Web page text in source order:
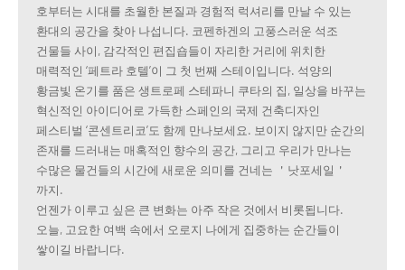
호부터는 시대를 초월한 본질과 경험적 럭셔리를 만날 수 있는
환대의 공간을 찾아 나섭니다. 코펜하겐의 고풍스러운 석조
건물들 사이, 감각적인 편집숍들이 자리한 거리에 위치한
매력적인 ‘페트라 호텔’이 그 첫 번째 스테이입니다. 석양의
황금빛 온기를 품은 생트로페 스테파니 쿠타의 집, 일상을 바꾸는
혁신적인 아이디어로 가득한 스페인의 국제 건축디자인
페스티벌 ‘콘센트리코’도 함께 만나보세요. 보이지 않지만 순간의
존재를 드러내는 매혹적인 향수의 공간, 그리고 우리가 만나는
수많은 물건들의 시간에 새로운 의미를 건네는 ＇낫포세일＇
까지.
언젠가 이루고 싶은 큰 변화는 아주 작은 것에서 비롯됩니다.
오늘, 고요한 여백 속에서 오로지 나에게 집중하는 순간들이
쌓이길 바랍니다.